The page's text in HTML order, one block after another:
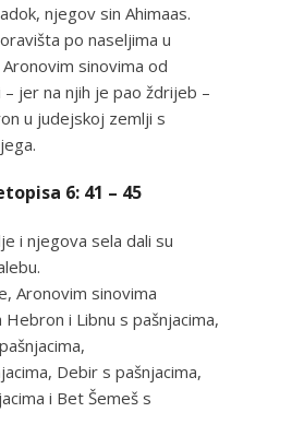
njegov sin Ahimaas.
po naseljima u
sinovima od
jer na njih je pao ždrijeb –
u judejskoj zemlji s
6: 41 – 45
i njegova sela dali su
Aronovim sinovima
i Libnu s pašnjacima,
Debir s pašnjacima,
i Bet Šemeš s